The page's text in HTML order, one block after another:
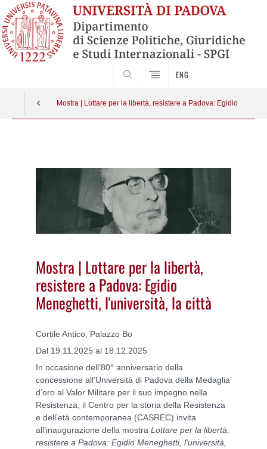
ENG
Mostra | Lottare per la libertà, resistere a Padova: Egidio
Mostra | Lottare per la libertà,
resistere a Padova: Egidio
Meneghetti, l'università, la città
Cortile Antico, Palazzo Bo
Dal 19.11.2025 al 18.12.2025
In occasione dell’80° anniversario della
concessione all’Università di Padova della Medaglia
d’oro al Valor Militare per il suo impegno nella
Resistenza, il Centro per la storia della Resistenza
e dell’età contemporanea (CASREC) invita
all’inaugurazione della mostra Lottare per la libertà,
resistere a Padova: Egidio Meneghetti, l'università,